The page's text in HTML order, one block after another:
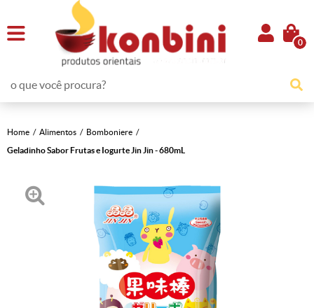
0
Home Alimentos
Bomboniere
Geladinho Sabor Frutas e Iogurte Jin Jin - 680mL